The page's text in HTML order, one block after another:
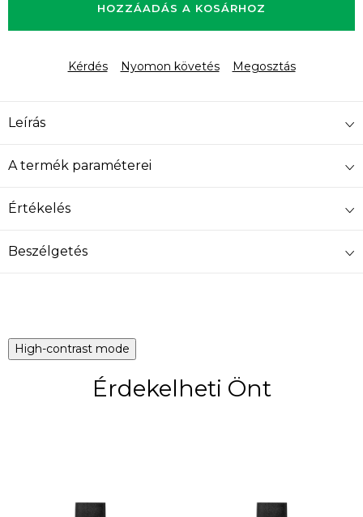
HOZZÁADÁS A KOSÁRHOZ
Kérdés Nyomon követés Megosztás
Leírás
A termék paraméterei
Értékelés
Beszélgetés
High-contrast mode
Érdekelheti Önt